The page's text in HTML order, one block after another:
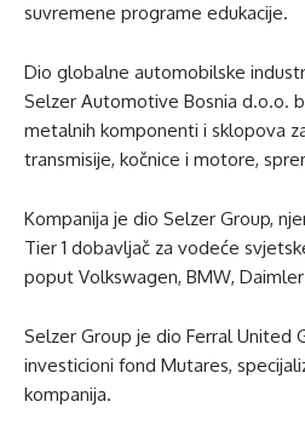
suvremene programe edukacije.
Dio globalne automobilske
Selzer Automotive Bosnia d.o.o.
metalnih komponenti i sklopova
transmisije, kočnice i motore,
Kompanija je dio Selzer Group,
Tier 1 dobavljač za vodeće
poput Volkswagen, BMW,
Selzer Group je dio Ferral United
investicioni fond Mutares,
kompanija.